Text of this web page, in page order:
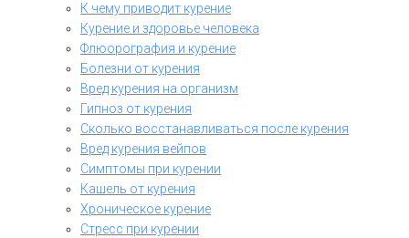
К чему приводит курение
Курение и здоровье человека
Флюорография и курение
Болезни от курения
Вред курения на организм
Гипноз от курения
Сколько восстанавливаться после курения
Вред курения вейпов
Симптомы при курении
Кашель от курения
Хроническое курение
Стресс при курении